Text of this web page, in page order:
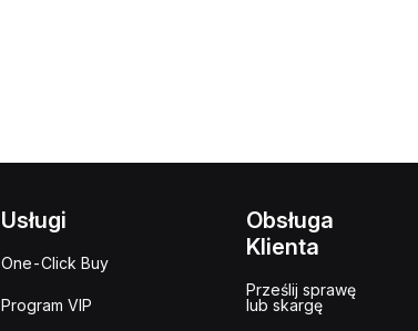
Usługi
One-Click Buy
Program VIP
Obsługa
Klienta
Prześlij sprawę
lub skargę